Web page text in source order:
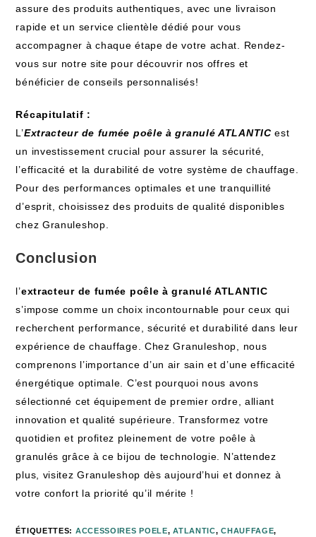
assure des produits authentiques, avec une livraison
rapide et un service clientèle dédié pour vous
accompagner à chaque étape de votre achat. Rendez-
vous sur notre site pour découvrir nos offres et
bénéficier de conseils personnalisés!
Récapitulatif :
L’Extracteur de fumée poêle à granulé ATLANTICest
un investissement crucial pour assurer la sécurité,
l’efficacité et la durabilité de votre système de chauffage.
Pour des performances optimales et une tranquillité
d’esprit, choisissez des produits de qualité disponibles
chez Granuleshop.
Conclusion
l’extracteur de fumée poêle à granulé ATLANTIC
s’impose comme un choix incontournable pour ceux qui
recherchent performance, sécurité et durabilité dans leur
expérience de chauffage. Chez Granuleshop, nous
comprenons l’importance d’un air sain et d’une efficacité
énergétique optimale. C’est pourquoi nous avons
sélectionné cet équipement de premier ordre, alliant
innovation et qualité supérieure. Transformez votre
quotidien et profitez pleinement de votre poêle à
granulés grâce à ce bijou de technologie. N’attendez
plus, visitez Granuleshop dès aujourd’hui et donnez à
votre confort la priorité qu’il mérite !
ÉTIQUETTES: ACCESSOIRES POELE, ATLANTIC, CHAUFFAGE,